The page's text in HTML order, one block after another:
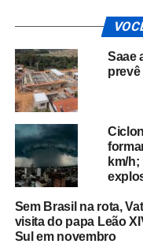
Saae
prevê
km/
Sem Brasil na rota,
visita do papa Leão
Sul em novembro